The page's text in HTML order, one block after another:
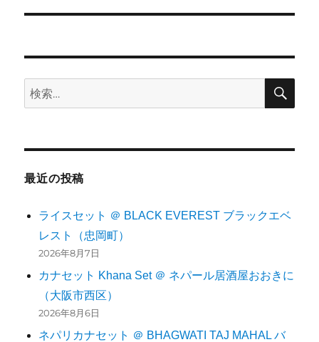
ン
検
索:
検
最近の投稿
ライスセット ＠ BLACK EVEREST ブラックエベ
レスト（忠岡町）
2026年8月7日
カナセット Khana Set ＠ ネパール居酒屋おおきに
（大阪市西区）
2026年8月6日
ネパリカナセット ＠ BHAGWATI TAJ MAHAL バ